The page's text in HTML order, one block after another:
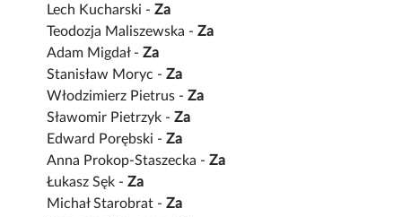
Lech Kucharski -Za
Teodozja Maliszewska -Za
Adam Migdał -Za
Stanisław Moryc -Za
Włodzimierz Pietrus -Za
Sławomir Pietrzyk -Za
Edward Porębski -Za
Anna Prokop-Staszecka -Za
Łukasz Sęk -Za
Michał Starobrat -Za